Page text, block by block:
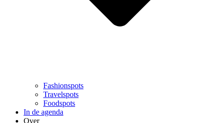
Fashionspots
Travelspots
Foodspots
In de agenda
Over